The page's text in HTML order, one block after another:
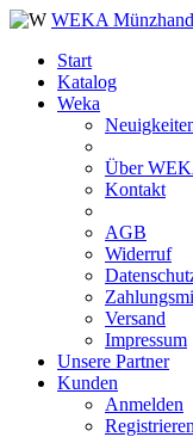
WEKA
Start
Katalog
Weka
Über
Kontakt
AGB
Widerruf
Versand
Impressum
Unsere Partner
Kunden
Anmelden
Registrieren